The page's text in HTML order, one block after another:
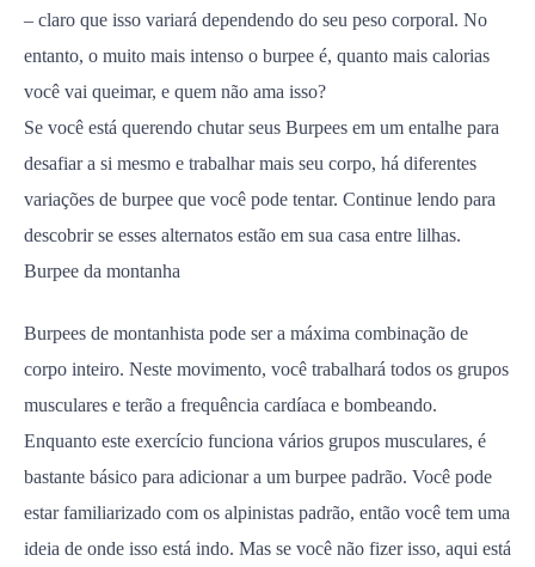
– claro que isso variará dependendo do seu peso corporal. No
entanto, o muito mais intenso o burpee é, quanto mais calorias
você vai queimar, e quem não ama isso?
Se você está querendo chutar seus Burpees em um entalhe para
desafiar a si mesmo e trabalhar mais seu corpo, há diferentes
variações de burpee que você pode tentar. Continue lendo para
descobrir se esses alternatos estão em sua casa entre lilhas.
Burpee da montanha
Burpees de montanhista pode ser a máxima combinação de
corpo inteiro. Neste movimento, você trabalhará todos os grupos
musculares e terão a frequência cardíaca e bombeando.
Enquanto este exercício funciona vários grupos musculares, é
bastante básico para adicionar a um burpee padrão. Você pode
estar familiarizado com os alpinistas padrão, então você tem uma
ideia de onde isso está indo. Mas se você não fizer isso, aqui está